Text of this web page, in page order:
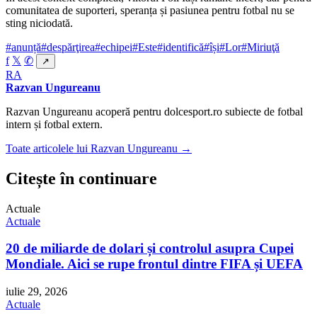
comunitatea de suporteri, speranța și pasiunea pentru fotbal nu se
sting niciodată.
#anunță#despărţirea#echipei#Este#identifică#își#Lor#Miriuţă
f 𝕏 ✆ ↗
RA
Razvan Ungureanu
Razvan Ungureanu acoperă pentru dolcesport.ro subiecte de fotbal
intern și fotbal extern.
Toate articolele lui Razvan Ungureanu →
Citește în continuare
Actuale
Actuale
20 de miliarde de dolari și controlul asupra Cupei
Mondiale. Aici se rupe frontul dintre FIFA și UEFA
iulie 29, 2026
Actuale